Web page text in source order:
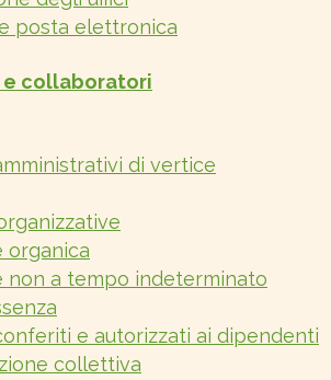
posta elettronica
e collaboratori
di vertice
organica
non a tempo indeterminato
e autorizzati ai dipendenti
collettiva